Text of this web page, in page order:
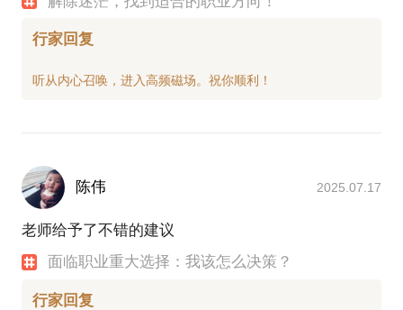
行家回复
陈伟 2025.07.17
老师给予了不错的建议
面临职业重大选择：我该怎么决策？
行家回复